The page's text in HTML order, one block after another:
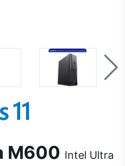
M600 Intel Ultra